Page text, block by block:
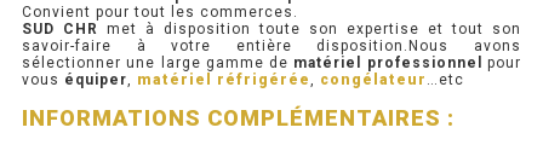
RÉFRIGÉRATEUR POISSON
Convient pour tout les commerces.
SUD CHR
met à disposition toute son expertise et tout son
savoir-faire à votre entière disposition.Nous avons
sélectionner une large gamme de matériel professionnel
pour
vous équiper, matériel réfrigérée, congélateur …etc
INFORMATIONS COMPLÉMENTAIRES :